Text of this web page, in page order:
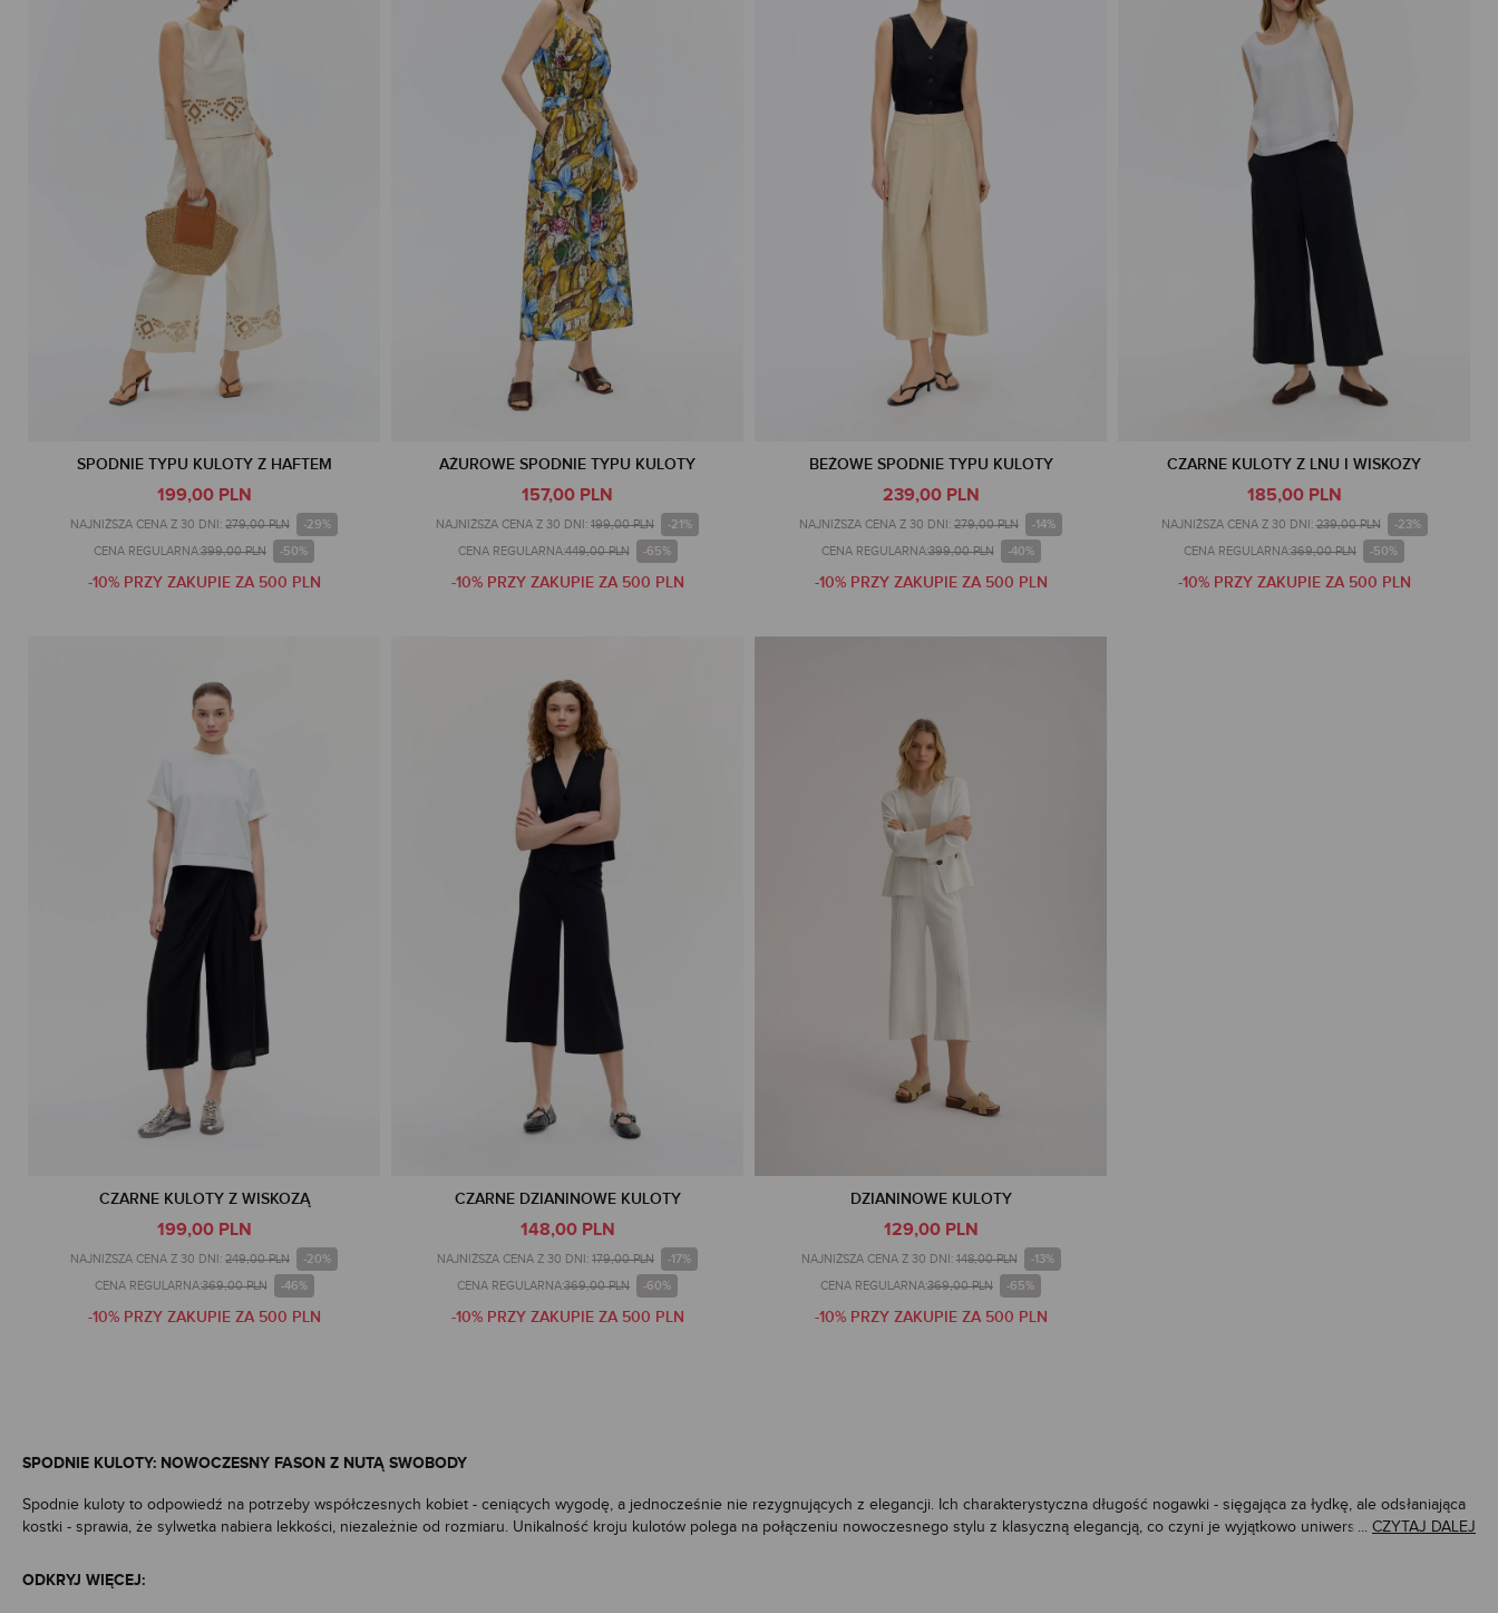
SPODNIE TYPU KULOTY Z HAFTEM
199,00 PLN
NAJNIŻSZA CENA Z 30 DNI: 279,00 PLN -29%
CENA REGULARNA:399,00 PLN -50%
-10% PRZY ZAKUPIE ZA 500 PLN
AŻUROWE SPODNIE TYPU KULOTY
157,00 PLN
NAJNIŻSZA CENA Z 30 DNI: 199,00 PLN -21%
CENA REGULARNA:449,00 PLN -65%
-10% PRZY ZAKUPIE ZA 500 PLN
BEŻOWE SPODNIE TYPU KULOTY
239,00 PLN
NAJNIŻSZA CENA Z 30 DNI: 279,00 PLN -14%
CENA REGULARNA:399,00 PLN -40%
-10% PRZY ZAKUPIE ZA 500 PLN
CZARNE KULOTY Z LNU I WISKOZY
185,00 PLN
NAJNIŻSZA CENA Z 30 DNI: 239,00 PLN -23%
CENA REGULARNA:369,00 PLN -50%
-10% PRZY ZAKUPIE ZA 500 PLN
CZARNE KULOTY Z WISKOZĄ
199,00 PLN
NAJNIŻSZA CENA Z 30 DNI: 249,00 PLN -20%
CENA REGULARNA:369,00 PLN -46%
-10% PRZY ZAKUPIE ZA 500 PLN
CZARNE DZIANINOWE KULOTY
148,00 PLN
NAJNIŻSZA CENA Z 30 DNI: 179,00 PLN -17%
CENA REGULARNA:369,00 PLN -60%
-10% PRZY ZAKUPIE ZA 500 PLN
DZIANINOWE KULOTY
129,00 PLN
NAJNIŻSZA CENA Z 30 DNI: 148,00 PLN -13%
CENA REGULARNA:369,00 PLN -65%
-10% PRZY ZAKUPIE ZA 500 PLN
SPODNIE KULOTY: NOWOCZESNY FASON Z NUTĄ SWOBODY
Spodnie kuloty to odpowiedź na potrzeby współczesnych kobiet - ceniących wygodę, a jednocześnie nie rezygnujących z elegancji. Ich charakterystyczna długość nogawki - sięgająca za łydkę, ale odsłaniająca
kostki - sprawia, że sylwetka nabiera lekkości, niezależnie od rozmiaru. Unikalność kroju kulotów polega na połączeniu nowoczesnego stylu z klasyczną elegancją, co czyni je wyjątkowo uniwersalnym
mogą podkreślić atuty każdej figury, niezależnie od sylwetki. To właśnie ten krój, inspirowany klasyką, ale osadzony we współczesnym stylu, pozwala tworzyć niezliczone stylizacje – kuloty pasują zarówno do
codziennych, jak i bardziej formalnych okazji, sprawdzając się na wiele różnych okazji i w wielu zestawach.
... CZYTAJ DALEJ
ODKRYJ WIĘCEJ: